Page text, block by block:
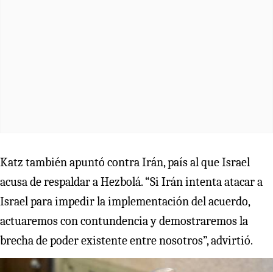
Katz también apuntó contra Irán, país al que Israel
acusa de respaldar a Hezbolá. “Si Irán intenta atacar a
Israel para impedir la implementación del acuerdo,
actuaremos con contundencia y demostraremos la
brecha de poder existente entre nosotros”, advirtió.